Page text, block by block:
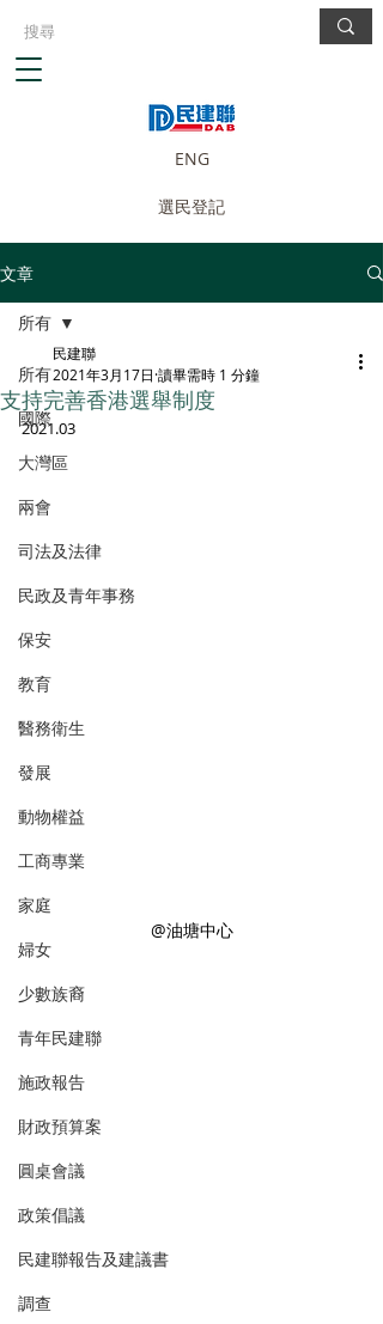
ENG
選民登記
文章
所有
國際
大灣區
兩會
司法及法律
民政及青年事務
保安
教育
醫務衛生
發展
動物權益
工商專業
家庭
婦女
少數族裔
青年民建聯
施政報告
財政預算案
圓桌會議
政策倡議
民建聯報告及建議書
調查
所有
支持完善香港選舉制度
民建聯
2021年3月17日 讀畢需時 1 分鐘
2021.03
@油塘中心